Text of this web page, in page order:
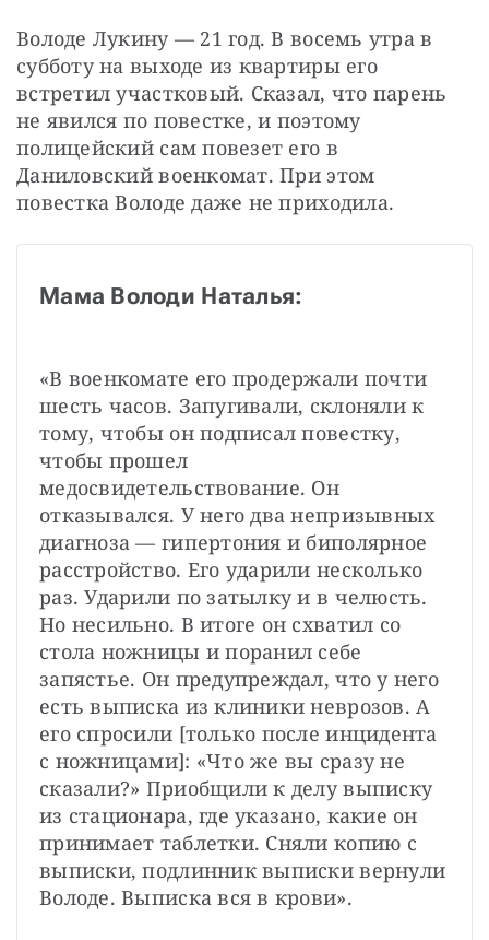
Володе Лукину — 21 год. В восемь утра в
субботу на выходе из квартиры его
встретил участковый. Сказал, что парень
не явился по повестке, и поэтому
полицейский сам повезет его в
Даниловский военкомат. При этом
повестка Володе даже не приходила.
Мама Володи Наталья:
«В военкомате его продержали почти
шесть часов. Запугивали, склоняли к
тому, чтобы он подписал повестку,
чтобы прошел
медосвидетельствование. Он
отказывался. У него два непризывных
диагноза — гипертония и биполярное
расстройство. Его ударили несколько
раз. Ударили по затылку и в челюсть.
Но несильно. В итоге он схватил со
стола ножницы и поранил себе
запястье. Он предупреждал, что у него
есть выписка из клиники неврозов. А
его спросили [только после инцидента
с ножницами]: «Что же вы сразу не
сказали?» Приобщили к делу выписку
из стационара, где указано, какие он
принимает таблетки. Сняли копию с
выписки, подлинник выписки вернули
Володе. Выписка вся в крови».